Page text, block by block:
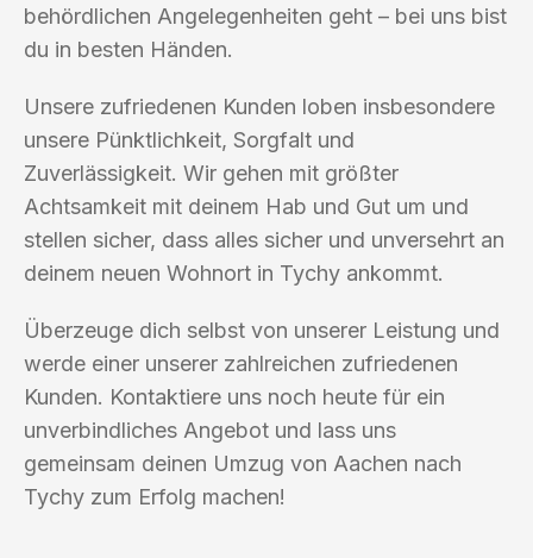
behördlichen Angelegenheiten geht – bei uns bist
du in besten Händen.
Unsere zufriedenen Kunden loben insbesondere
unsere Pünktlichkeit, Sorgfalt und
Zuverlässigkeit. Wir gehen mit größter
Achtsamkeit mit deinem Hab und Gut um und
stellen sicher, dass alles sicher und unversehrt an
deinem neuen Wohnort in Tychy ankommt.
Überzeuge dich selbst von unserer Leistung und
werde einer unserer zahlreichen zufriedenen
Kunden. Kontaktiere uns noch heute für ein
unverbindliches Angebot und lass uns
gemeinsam deinen Umzug von Aachen nach
Tychy zum Erfolg machen!